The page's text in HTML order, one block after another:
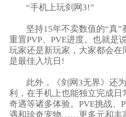
“手机上玩剑网3!”
坚持15年不卖数值的“真
重置PVP、PVE进度。也就是
玩家还是新玩家，大家都会
是最佳入坑日!
此外，《剑网3无界》还
利，在手机上也能独立完成日
奇遇等诸多体验。PVE挑战、
遇和珍奇宠物……更多元和丰